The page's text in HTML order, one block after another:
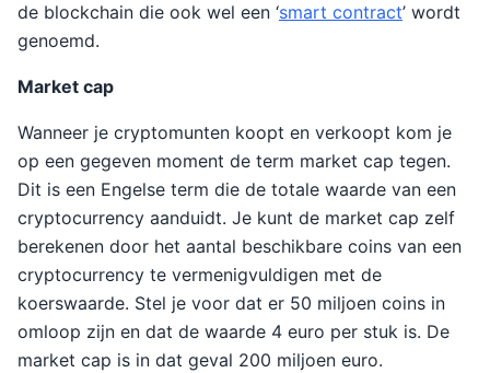
de blockchain die ook wel een ‘smart contract’ wordt
genoemd.
Market cap
Wanneer je cryptomunten koopt en verkoopt kom je
op een gegeven moment de term market cap tegen.
Dit is een Engelse term die de totale waarde van een
cryptocurrency aanduidt. Je kunt de market cap zelf
berekenen door het aantal beschikbare coins van een
cryptocurrency te vermenigvuldigen met de
koerswaarde. Stel je voor dat er 50 miljoen coins in
omloop zijn en dat de waarde 4 euro per stuk is. De
market cap is in dat geval 200 miljoen euro.